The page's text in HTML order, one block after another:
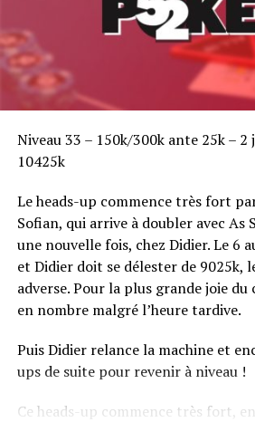
Niveau 33 – 150k/300k ante 25k – 2
10425k
Le heads-up commence très fort
Sofian, qui arrive à doubler avec As
une nouvelle fois, chez Didier. Le 6
et Didier doit se délester de 9025k,
adverse. Pour la plus grande joie
en nombre malgré l’heure tardive.
Puis Didier relance la machine et
ups de suite pour revenir à niveau !
Ce heads-up commence très fort,